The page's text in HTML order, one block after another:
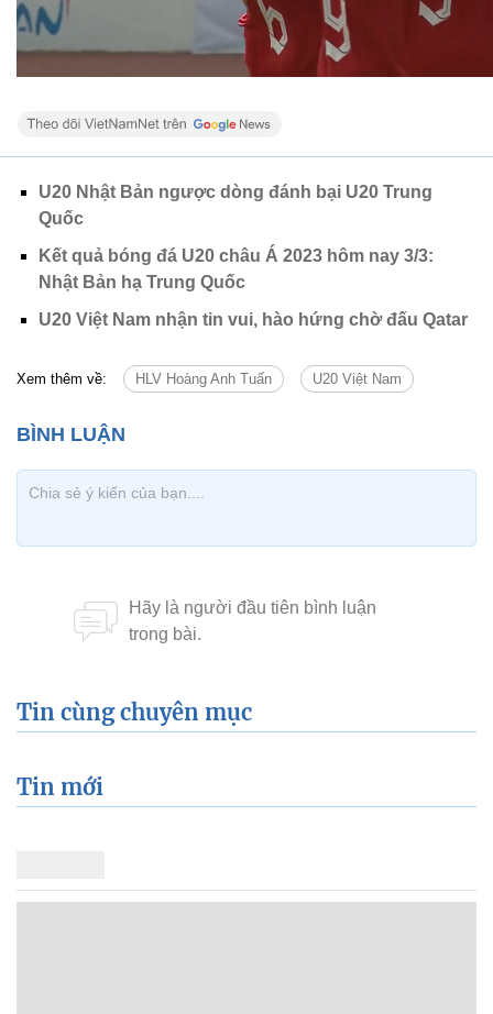
U20 Nhật Bản ngược dòng đánh bại U20 Trung
Quốc
Kết quả bóng đá U20 châu Á 2023 hôm nay 3/3:
Nhật Bản hạ Trung Quốc
U20 Việt Nam nhận tin vui, hào hứng chờ đấu Qatar
Xem thêm về: HLV Hoàng Anh Tuấn U20 Việt Nam
Tin cùng chuyên mục
Tin mới